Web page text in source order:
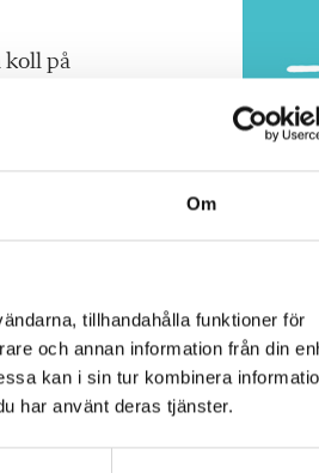
Om
tillhandahålla funktioner för
och annan information från din
kan i sin tur kombinera
har använt deras tjänster.
koll på
process.
då även i